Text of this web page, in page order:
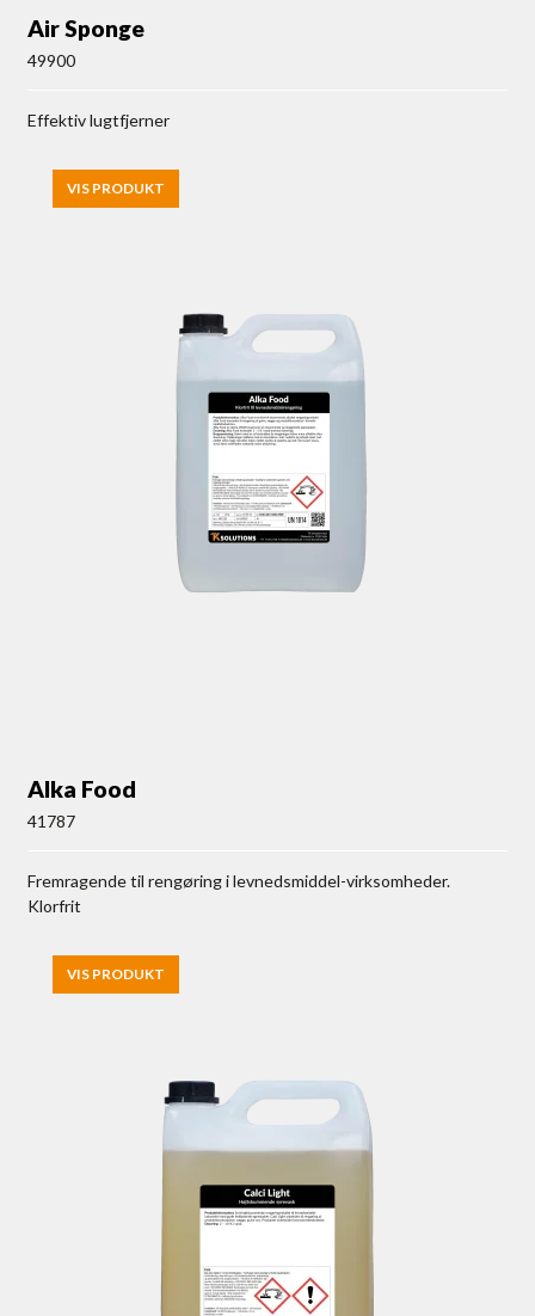
Air Sponge
49900
Effektiv lugtfjerner
VIS PRODUKT
Alka Food
41787
Fremragende til rengøring i levnedsmiddel-virksomheder.
Klorfrit
VIS PRODUKT